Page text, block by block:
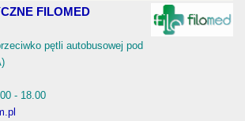
FILOMED
pętli autobusowej pod
- 18.00